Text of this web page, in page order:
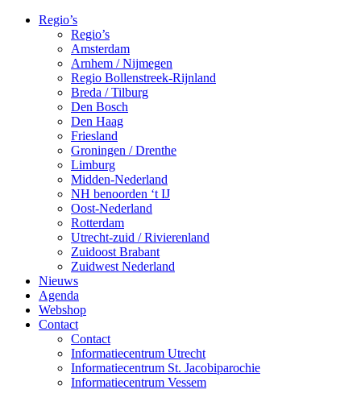
Regio’s
Regio’s
Amsterdam
Arnhem / Nijmegen
Regio Bollenstreek-Rijnland
Breda / Tilburg
Den Bosch
Den Haag
Friesland
Groningen / Drenthe
Limburg
Midden-Nederland
NH benoorden ‘t IJ
Oost-Nederland
Rotterdam
Utrecht-zuid / Rivierenland
Zuidoost Brabant
Zuidwest Nederland
Nieuws
Agenda
Webshop
Contact
Contact
Informatiecentrum Utrecht
Informatiecentrum St. Jacobiparochie
Informatiecentrum Vessem